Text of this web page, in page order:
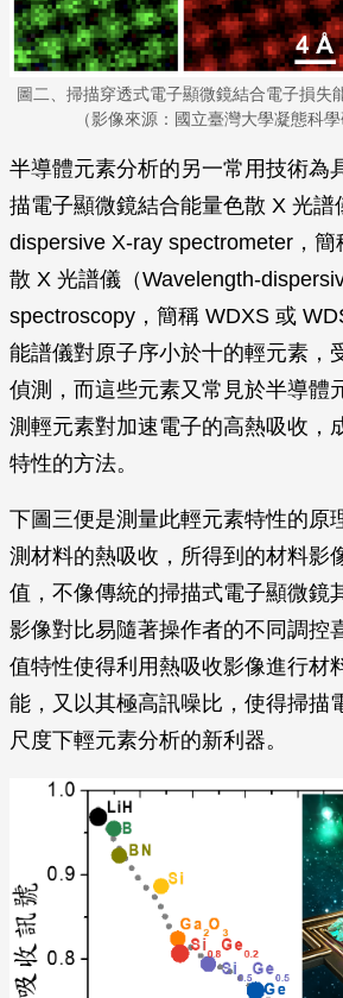
圖二、掃描穿透式電子顯微鏡結合電子損失
（影像來源：國立臺灣大學凝態科學
半導體元素分析的另一常用技術為
描電子顯微鏡結合能量色散 X 光譜
dispersive X-ray spectrometer，
散 X 光譜儀（Wavelength-
spectroscopy，簡稱 WDXS 或
能譜儀對原子序小於十的輕元素，
偵測，而這些元素又常見於半導體
測輕元素對加速電子的高熱吸收，
特性的方法。
下圖三便是測量此輕元素特性的原
測材料的熱吸收，所得到的材料影
值，不像傳統的掃描式電子顯微鏡
影像對比易隨著操作者的不同調控
值特性使得利用熱吸收影像進行材
能，又以其極高訊噪比，使得掃描
尺度下輕元素分析的新利器。